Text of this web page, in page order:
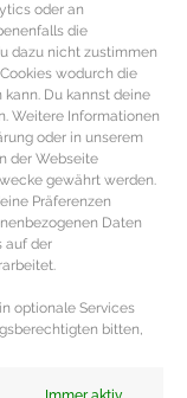
oder an
die
dazu nicht zustimmen
wodurch die
kann. Du kannst deine
Weitere Informationen
oder in unserem
der Webseite
gewährt werden.
Präferenzen
Daten
auf der
optionale Services
bitten,
eine